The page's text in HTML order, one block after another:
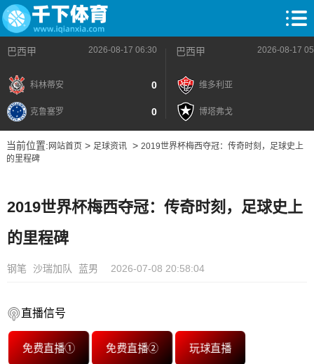
巴西甲 2026-08-17 06:30
科林蒂安 0
克鲁塞罗 0
巴西甲 2026-08-17
维多利亚
博塔弗戈
当前位置: 网站首页> 足球资讯> 2019世界杯梅西夺冠：传奇时刻，足球史上
的里程碑
2019世界杯梅西夺冠：传奇时刻，足球史上
的里程碑
钢笔 沙瑞加队 蓝男 2026-07-08 20:58:04
直播信号
免费直播① 免费直播② 玩球直播